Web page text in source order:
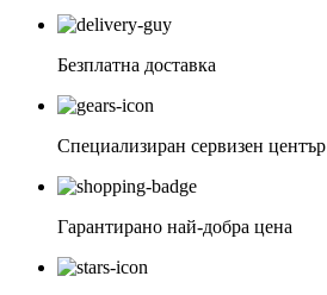
Безплатна доставка
Специализиран сервизен център
Гарантирано най-добра цена